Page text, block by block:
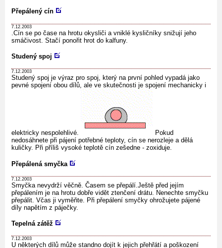
Přepálený cín
7.12.2003
.Cín se po čase na hrotu okysliči a vniklé kysličníky snižují jeho
smáčivost. Stačí ponořit hrot do kalfuny.
Studený spoj
7.12.2003
Studený spoj je výraz pro spoj, který na první pohled vypadá jako
pevné spojení obou dílů, ale ve skutečnosti je spojení mechanicky i
elektricky nespolehlivé.
Pokud
nedosáhnete při pájení potřebné teploty, cín se nerozleje a dělá
kuličky. Při příliš vysoké teplotě cín zešedne - zoxiduje.
Přepálená smyčka
7.12.2003
Smyčka nevydrží věčně. Časem se přepálí.Ještě před jejím
přepálením je na hrotu dobře vidět ztenčení drátu. Nenechte smyčku
přepálit. Včas ji vyměňte. Při přepálení smyčky ohrožujete pájené
díly napětím z páječky.
Tepelná zátěž
7.12.2003
U některých dílů může standno dojít k jejich přehřátí a poškození